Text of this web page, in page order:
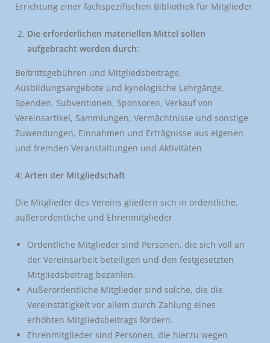
Errichtung einer fachspezifischen Bibliothek für Mitglieder
Die erforderlichen materiellen Mittel sollen
aufgebracht werden durch:
Beitrittsgebühren und Mitgliedsbeiträge,
Ausbildungsangebote und kynologische Lehrgänge,
Spenden, Subventionen, Sponsoren, Verkauf von
Vereinsartikel, Sammlungen, Vermächtnisse und sonstige
Zuwendungen, Einnahmen und Erträgnisse aus eigenen
und fremden Veranstaltungen und Aktivitäten
4: Arten der Mitgliedschaft
Die Mitglieder des Vereins gliedern sich in ordentliche,
außerordentliche und Ehrenmitglieder
Ordentliche Mitglieder sind Personen, die sich voll an
der Vereinsarbeit beteiligen und den festgesetzten
Mitgliedsbeitrag bezahlen.
Außerordentliche Mitglieder sind solche, die die
Vereinstätigkeit vor allem durch Zahlung eines
erhöhten Mitgliedsbeitrags fördern.
Ehrenmitglieder sind Personen, die hierzu wegen